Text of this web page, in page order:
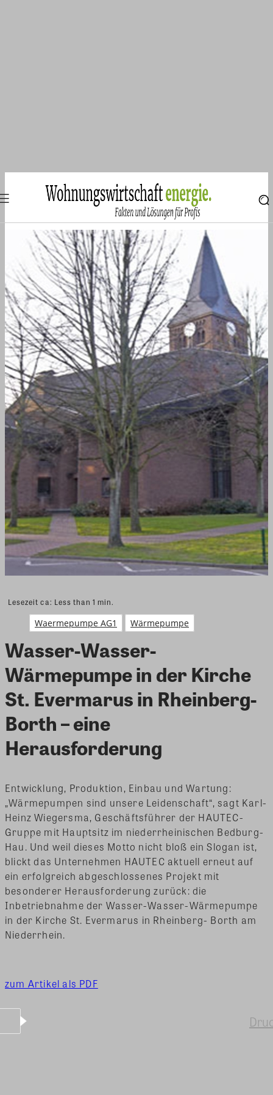
Lesezeit ca: Less than 1 min.
Waermepumpe AG1 Wärmepumpe
Wasser-Wasser-
Wärmepumpe in der Kirche
St. Evermarus in Rheinberg-
Borth – eine
Herausforderung
Entwicklung, Produktion, Einbau und Wartung:
„Wärmepumpen sind unsere Leidenschaft“, sagt Karl-
Heinz Wiegersma, Geschäftsführer der HAUTEC-
Gruppe mit Hauptsitz im niederrheinischen Bedburg-
Hau. Und weil dieses Motto nicht bloß ein Slogan ist,
blickt das Unternehmen HAUTEC aktuell erneut auf
ein erfolgreich abgeschlossenes Projekt mit
besonderer Herausforderung zurück: die
Inbetriebnahme der Wasser-Wasser-Wärmepumpe
in der Kirche St. Evermarus in Rheinberg- Borth am
Niederrhein.
zum Artikel als PDF